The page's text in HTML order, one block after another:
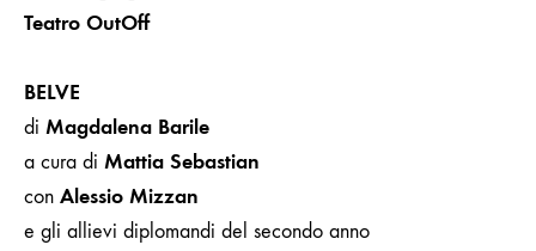
Teatro OutOff
BELVE
di Magdalena Barile
a cura di Mattia Sebastian
con Alessio Mizzan
e gli allievi diplomandi del secondo anno